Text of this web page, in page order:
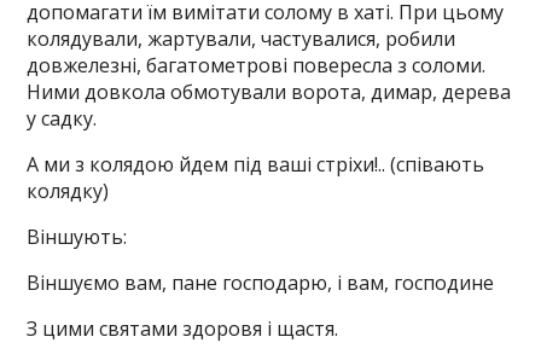
допомагати їм вимітати солому в хаті. При цьому
колядували, жартували, частувалися, робили
довжелезні, багатометрові повересла з соломи.
Ними довкола обмотували ворота, димар, дерева
у садку.
А ми з колядою йдем під ваші стріхи!.. (співають
колядку)
Віншують:
Віншуємо вам, пане господарю, і вам, господине
З цими святами здоровя і щастя.